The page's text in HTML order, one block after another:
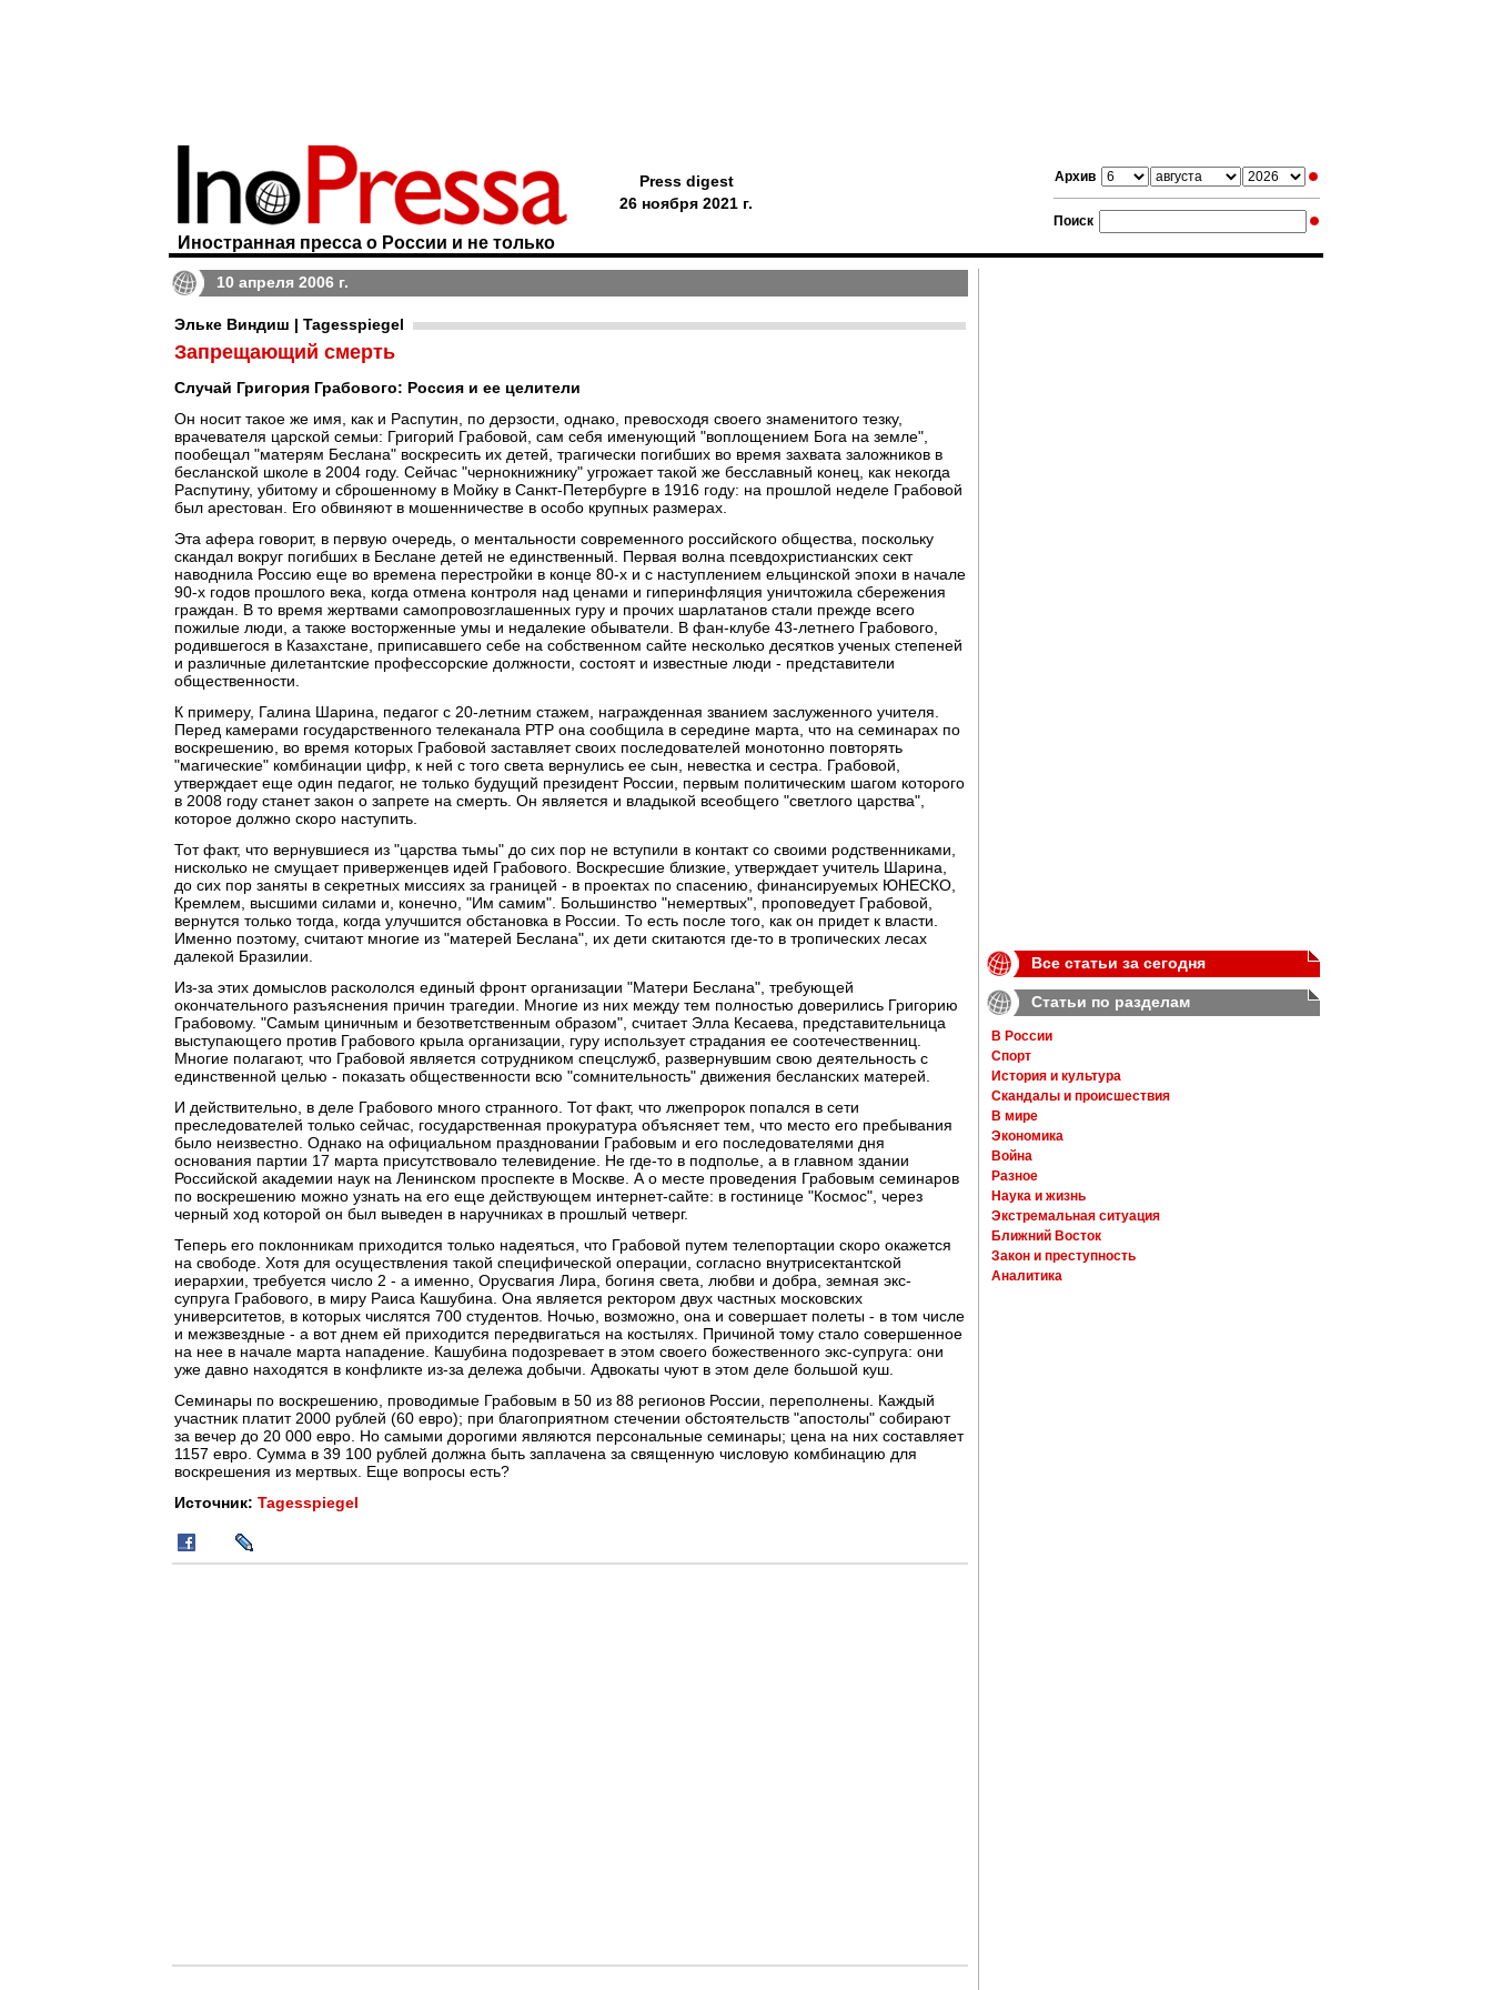
Архив
Поиск
Иностранная пресса о России и не только
Press digest
26 ноября 2021 г.
10 апреля 2006 г.
Эльке Виндиш | Tagesspiegel
Запрещающий смерть
Случай Григория Грабового: Россия и ее целители
Он носит такое же имя, как и Распутин, по дерзости, однако, превосходя своего знаменитого тезку,
врачевателя царской семьи: Григорий Грабовой, сам себя именующий "воплощением Бога на земле",
пообещал "матерям Беслана" воскресить их детей, трагически погибших во время захвата заложников в
бесланской школе в 2004 году. Сейчас "чернокнижнику" угрожает такой же бесславный конец, как некогда
Распутину, убитому и сброшенному в Мойку в Санкт-Петербурге в 1916 году: на прошлой неделе Грабовой
был арестован. Его обвиняют в мошенничестве в особо крупных размерах.
Эта афера говорит, в первую очередь, о ментальности современного российского общества, поскольку
скандал вокруг погибших в Беслане детей не единственный. Первая волна псевдохристианских сект
наводнила Россию еще во времена перестройки в конце 80-х и с наступлением ельцинской эпохи в начале
90-х годов прошлого века, когда отмена контроля над ценами и гиперинфляция уничтожила сбережения
граждан. В то время жертвами самопровозглашенных гуру и прочих шарлатанов стали прежде всего
пожилые люди, а также восторженные умы и недалекие обыватели. В фан-клубе 43-летнего Грабового,
родившегося в Казахстане, приписавшего себе на собственном сайте несколько десятков ученых степеней
и различные дилетантские профессорские должности, состоят и известные люди - представители
общественности.
К примеру, Галина Шарина, педагог с 20-летним стажем, награжденная званием заслуженного учителя.
Перед камерами государственного телеканала РТР она сообщила в середине марта, что на семинарах по
воскрешению, во время которых Грабовой заставляет своих последователей монотонно повторять
"магические" комбинации цифр, к ней с того света вернулись ее сын, невестка и сестра. Грабовой,
утверждает еще один педагог, не только будущий президент России, первым политическим шагом которого
в 2008 году станет закон о запрете на смерть. Он является и владыкой всеобщего "светлого царства",
которое должно скоро наступить.
Тот факт, что вернувшиеся из "царства тьмы" до сих пор не вступили в контакт со своими родственниками,
нисколько не смущает приверженцев идей Грабового. Воскресшие близкие, утверждает учитель Шарина,
до сих пор заняты в секретных миссиях за границей - в проектах по спасению, финансируемых ЮНЕСКО,
Кремлем, высшими силами и, конечно, "Им самим". Большинство "немертвых", проповедует Грабовой,
вернутся только тогда, когда улучшится обстановка в России. То есть после того, как он придет к власти.
Именно поэтому, считают многие из "матерей Беслана", их дети скитаются где-то в тропических лесах
далекой Бразилии.
Из-за этих домыслов раскололся единый фронт организации "Матери Беслана", требующей
окончательного разъяснения причин трагедии. Многие из них между тем полностью доверились Григорию
Грабовому. "Самым циничным и безответственным образом", считает Элла Кесаева, представительница
выступающего против Грабового крыла организации, гуру использует страдания ее соотечественниц.
Многие полагают, что Грабовой является сотрудником спецслужб, развернувшим свою деятельность с
единственной целью - показать общественности всю "сомнительность" движения бесланских матерей.
И действительно, в деле Грабового много странного. Тот факт, что лжепророк попался в сети
преследователей только сейчас, государственная прокуратура объясняет тем, что место его пребывания
было неизвестно. Однако на официальном праздновании Грабовым и его последователями дня
основания партии 17 марта присутствовало телевидение. Не где-то в подполье, а в главном здании
Российской академии наук на Ленинском проспекте в Москве. А о месте проведения Грабовым семинаров
по воскрешению можно узнать на его еще действующем интернет-сайте: в гостинице "Космос", через
черный ход которой он был выведен в наручниках в прошлый четверг.
Теперь его поклонникам приходится только надеяться, что Грабовой путем телепортации скоро окажется
на свободе. Хотя для осуществления такой специфической операции, согласно внутрисектантской
иерархии, требуется число 2 - а именно, Орусвагия Лира, богиня света, любви и добра, земная экс-
супруга Грабового, в миру Раиса Кашубина. Она является ректором двух частных московских
университетов, в которых числятся 700 студентов. Ночью, возможно, она и совершает полеты - в том числе
и межзвездные - а вот днем ей приходится передвигаться на костылях. Причиной тому стало совершенное
на нее в начале марта нападение. Кашубина подозревает в этом своего божественного экс-супруга: они
уже давно находятся в конфликте из-за дележа добычи. Адвокаты чуют в этом деле большой куш.
Семинары по воскрешению, проводимые Грабовым в 50 из 88 регионов России, переполнены. Каждый
участник платит 2000 рублей (60 евро); при благоприятном стечении обстоятельств "апостолы" собирают
за вечер до 20 000 евро. Но самыми дорогими являются персональные семинары; цена на них составляет
1157 евро. Сумма в 39 100 рублей должна быть заплачена за священную числовую комбинацию для
воскрешения из мертвых. Еще вопросы есть?
Источник: Tagesspiegel
Все статьи за сегодня
Статьи по разделам
В России
Спорт
История и культура
Скандалы и происшествия
В мире
Экономика
Война
Разное
Наука и жизнь
Экстремальная ситуация
Ближний Восток
Закон и преступность
Аналитика